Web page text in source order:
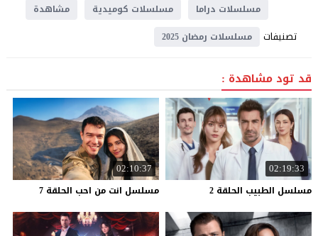
مسلسلات دراما
مسلسلات كوميدية مشاهدة
تصنيفات مسلسلات رمضان 2025
قد تود مشاهدة :
02:19:33
مسلسل الطبيب الحلقة 2
02:10:37
مسلسل انت من احب الحلقة 7